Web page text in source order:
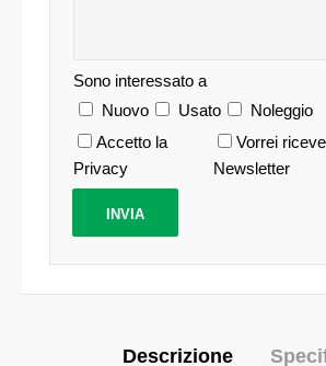
Sono interessato a
Nuovo
Usato
Noleggio
Accetto la
Privacy
Vorrei
Newsletter
Descrizione